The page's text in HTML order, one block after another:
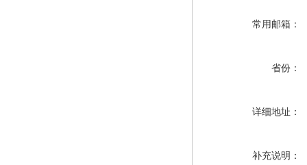
常用邮箱：
省份：
详细地址：
补充说明：